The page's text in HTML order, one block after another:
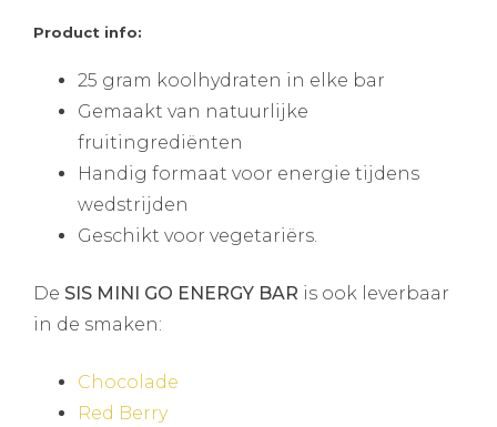
Product info:
25 gram koolhydraten in elke bar
Gemaakt van natuurlijke
fruitingrediënten
Handig formaat voor energie tijdens
wedstrijden
Geschikt voor vegetariërs.
De SIS MINI GO ENERGY BAR is ook leverbaar
in de smaken:
Chocolade
Red Berry